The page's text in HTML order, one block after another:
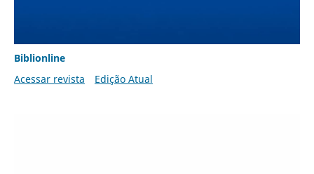
Biblionline
Acessar revista
Edição Atual